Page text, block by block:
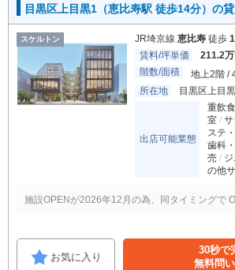
目黒区上目黒1（恵比寿駅 徒歩14分）の
スケルトン JR埼京線 恵比寿 徒歩
賃料/坪単価
211.2万
階数/面積
地上2階 /
所在地
目黒区上目
出店可能業態
重飲食
室
ステ
歯科
売
の他
施設OPENが2026年12月の為、同タイミングで
お気に入り
30秒で
無料問